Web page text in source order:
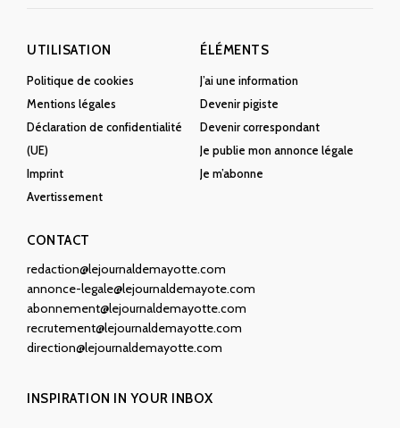
UTILISATION
Politique de cookies
Mentions légales
Déclaration de confidentialité
(UE)
Imprint
Avertissement
ÉLÉMENTS
J’ai une information
Devenir pigiste
Devenir correspondant
Je publie mon annonce légale
Je m’abonne
CONTACT
redaction@lejournaldemayotte.com
annonce-legale@lejournaldemayote.com
abonnement@lejournaldemayotte.com
recrutement@lejournaldemayotte.com
direction@lejournaldemayotte.com
INSPIRATION IN YOUR INBOX